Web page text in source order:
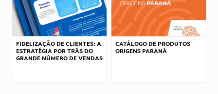
FIDELIZAÇÃO DE CLIENTES: A
ESTRATÉGIA POR TRÁS DO
GRANDE NÚMERO DE VENDAS
CATÁLOGO DE PRODUTOS
ORIGENS PARANÁ